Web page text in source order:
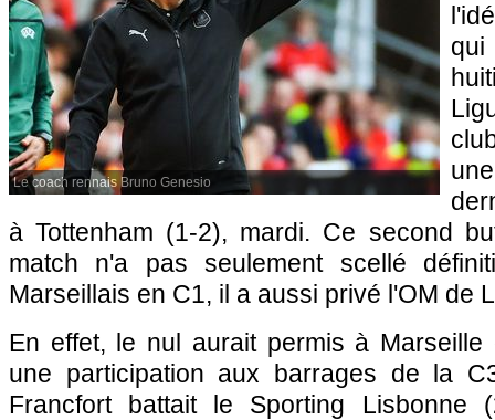
Le coach rennais Bruno Genesio
à Tottenham (1-2), mardi. Ce second
match n'a pas seulement scellé
Marseillais en C1, il a aussi privé l'OM de
En effet, le nul aurait permis à
une participation aux barrages de la
Francfort battait le Sporting Lisbonne